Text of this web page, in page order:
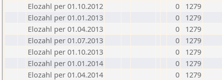
Elozahl per 01.10.2012
0
1279
Elozahl per 01.01.2013
0
1279
Elozahl per 01.04.2013
0
1279
Elozahl per 01.07.2013
0
1279
Elozahl per 01.10.2013
0
1279
Elozahl per 01.01.2014
0
1279
Elozahl per 01.04.2014
0
1279